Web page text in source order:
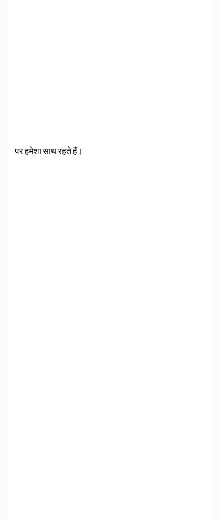
पर हमेशा साथ रहते हैं।